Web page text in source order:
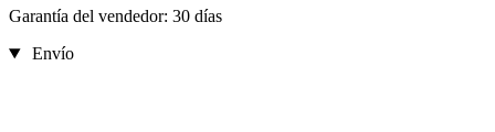
Garantía del vendedor: 30 días
Envío